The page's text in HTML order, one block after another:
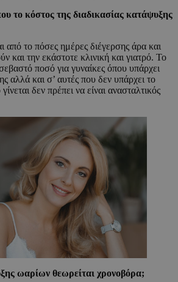
το κόστος της διαδικασίας κατάψυξης
από το πόσες ημέρες διέγερσης άρα και
και την εκάστοτε κλινική και γιατρό. Το
ποσό για γυναίκες όπου υπάρχει
αλλά και σ’ αυτές που δεν υπάρχει το
δεν πρέπει να είναι ανασταλτικός
ωαρίων θεωρείται χρονοβόρα;